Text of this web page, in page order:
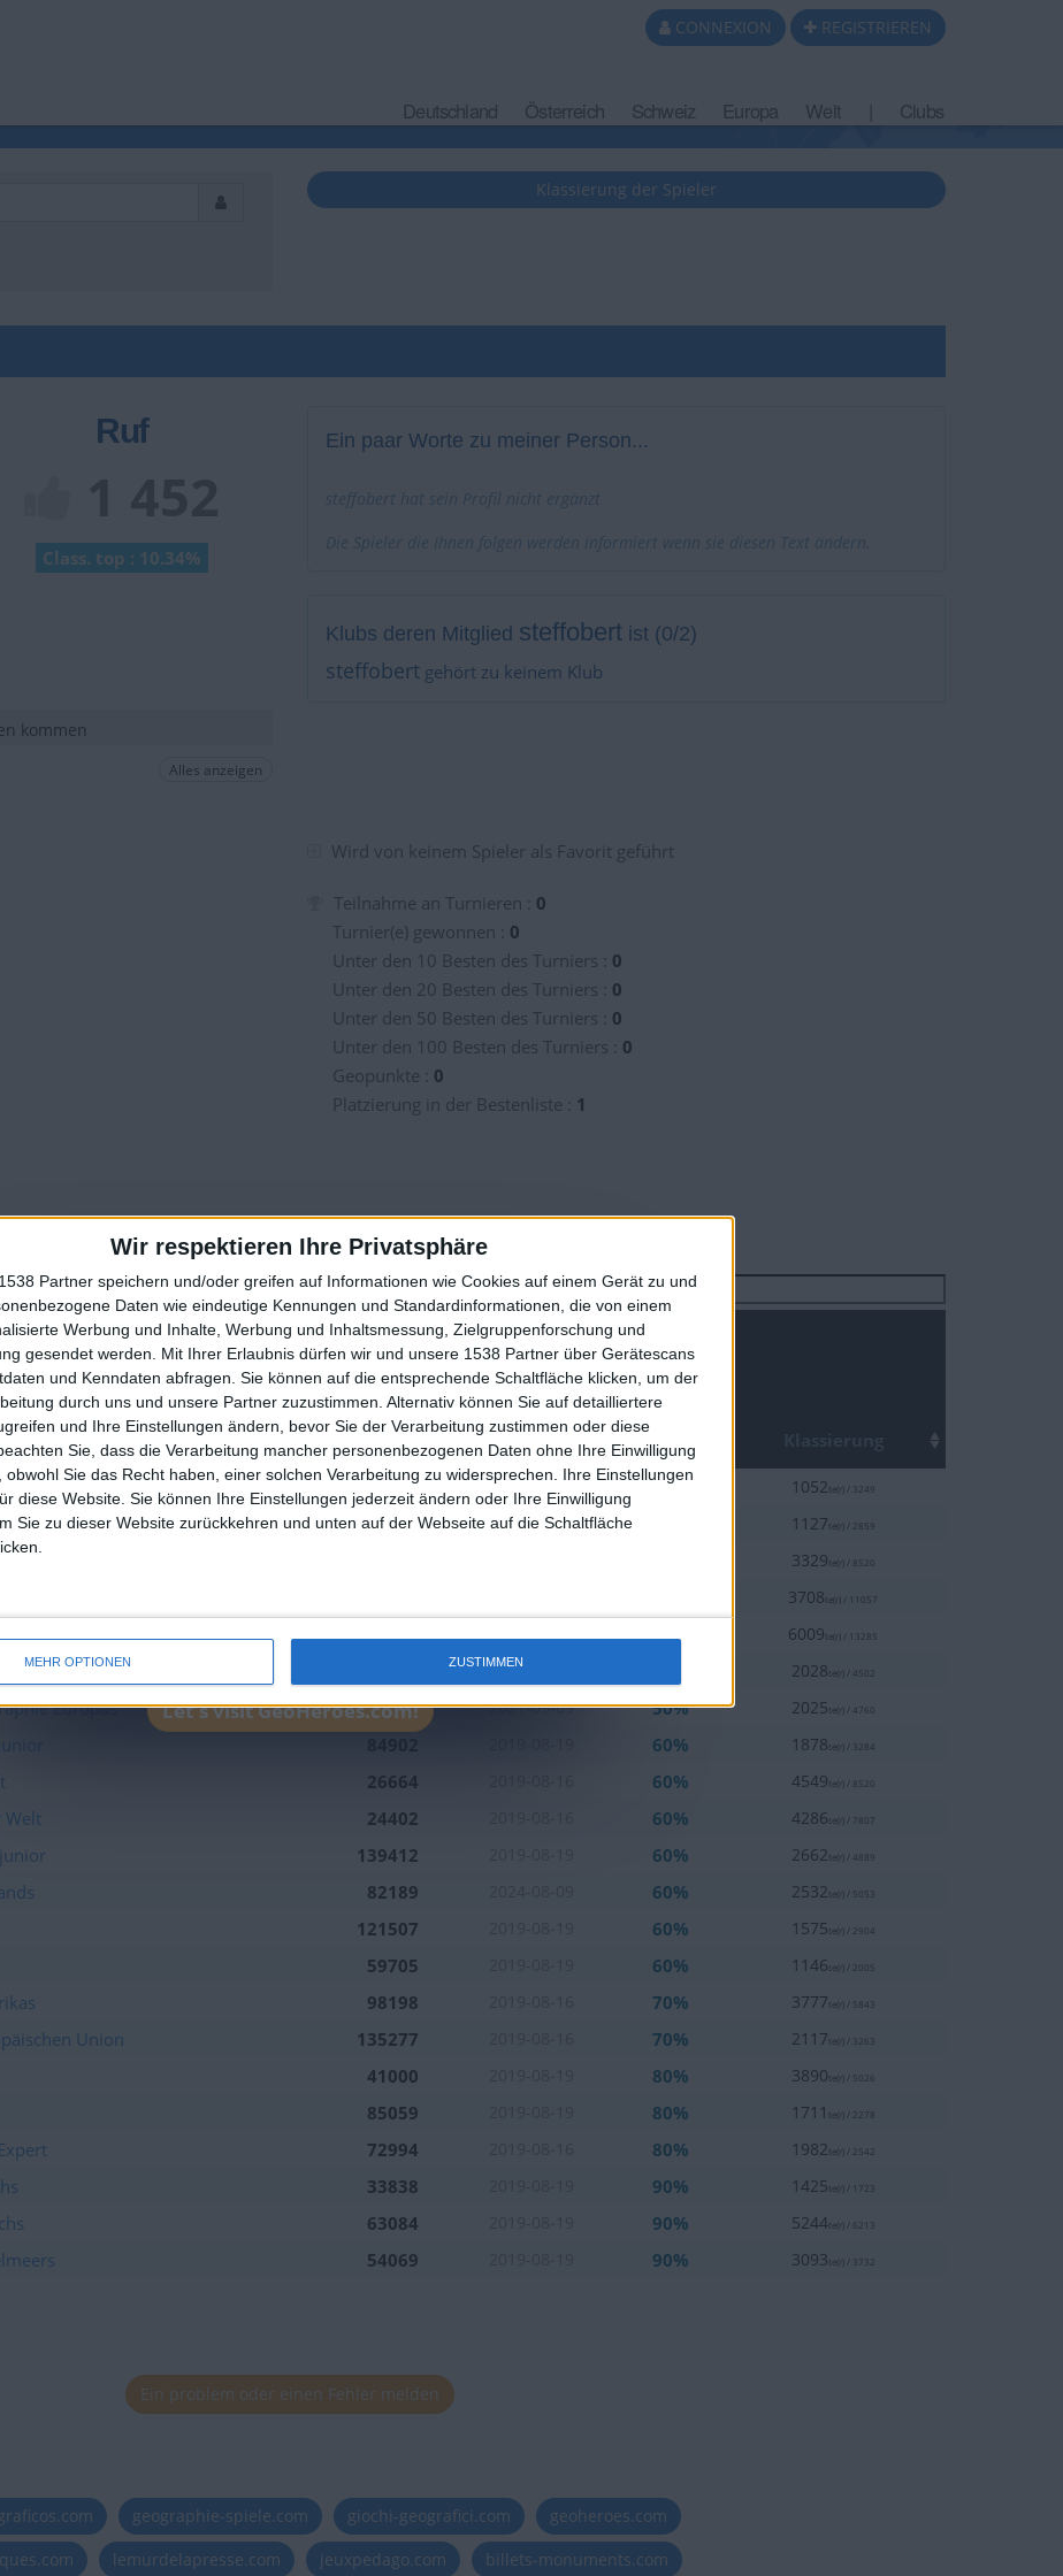
Wir respektieren Ihre Privatsphäre
Partner speichern und/oder greifen auf Informationen wie Cookies auf einem Gerät zu und
Daten wie eindeutige Kennungen und Standardinformationen, die von einem
Werbung und Inhalte, Werbung und Inhaltsmessung, Zielgruppenforschung und
gesendet werden.
Mit Ihrer Erlaubnis dürfen wir und unsere 1538 Partner über Gerätescans
und Kenndaten abfragen. Sie können auf die entsprechende Schaltfläche klicken, um der
durch uns und unsere Partner zuzustimmen. Alternativ können Sie auf detailliertere
und Ihre Einstellungen ändern, bevor Sie der Verarbeitung zustimmen oder diese
Sie, dass die Verarbeitung mancher personenbezogenen Daten ohne Ihre Einwilligung
obwohl Sie das Recht haben, einer solchen Verarbeitung zu widersprechen. Ihre Einstellungen
diese Website. Sie können Ihre Einstellungen jederzeit ändern oder Ihre Einwilligung
Sie zu dieser Website zurückkehren und unten auf der Webseite auf die Schaltfläche
MEHR OPTIONEN ZUSTIMMEN
CONNEXION REGISTRIEREN
Deutschland Österreich Schweiz Europa Welt Clubs
Klassierung der Spieler
Ruf
Class. top : 10.34%
kommen
Alles anzeigen
Ein paar Worte zu meiner Person...
steffobert hat sein Profil nicht ergänzt
Die Spieler die Ihnen folgen werden informiert wenn sie diesen Text ändern.
Klubs deren Mitglied steffobert ist (0/2)
steffobert gehört zu keinem Klub
Wird von keinem Spieler als Favorit geführt
Teilnahme an Turnieren : 0
Turnier(e) gewonnen : 0
Unter den 10 Besten des Turniers : 0
Unter den 20 Besten des Turniers : 0
Unter den 50 Besten des Turniers : 0
Unter den 100 Besten des Turniers : 0
Geopunkte : 0
Platzierung in der Bestenliste : 1
Suchen
4
Name
Beste
Ergebnisse
Datum Klassierung
86229 2025-09-24 40% 1052te(r) / 3249
Junior 97115 2019-08-19 1127te(r) / 2859
3329te(r) / 8520
3708te(r) / 11057
125677 2019-08-19 50% 6009te(r) / 13285
2019-08-16 2028te(r) / 4502
Europas 66114 2021-09-09 50% 2025te(r) / 4760
60% 1878te(r) / 3284
26664 60% 4549te(r) / 8520
Welt 24402 60% 4286te(r) / 7807
139412 60% 2662te(r) / 4889
82189 60% 2532te(r) / 5053
121507 60% 1575te(r) / 2904
59705 60% 1146te(r) / 2005
98198 70% 3777te(r) / 5843
Union 135277 70% 2117te(r) / 3263
41000 80% 3890te(r) / 5026
85059 80% 1711 te(r) / 2278
72994 80% 1982te(r) / 2542
33838 90% 1425te(r) / 1723
63084 90% 5244te(r) / 6213
54069 90% 3093te(r) / 3732
Ein problem oder einen Fehler melden
geographie-spiele.com giochi-geografici.com
geoheroes.com
lemurdelapresse.com jeuxpedago.com billets-monuments.com
🇺🇸 We noticed you’re visiting from
an English-speaking country
Join our American version now and be among
the firsts to submit your score on our
leaderboards!
Let's visit GeoHeroes.com!